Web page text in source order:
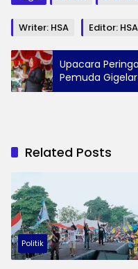
Writer: HSA Editor: HSA
Upacara
Pemuda
Nugraha
Related Posts
Politik